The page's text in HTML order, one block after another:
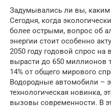
Задумывались ли вы, каким
Сегодня, когда
более острыми, вопрос об
энергии стоит особенно
2050 году годовой спрос
вырасти до 650 миллионов
14% от общего мирового
Водородные автомобили –
технологическая новинка,
вызовы современности. В